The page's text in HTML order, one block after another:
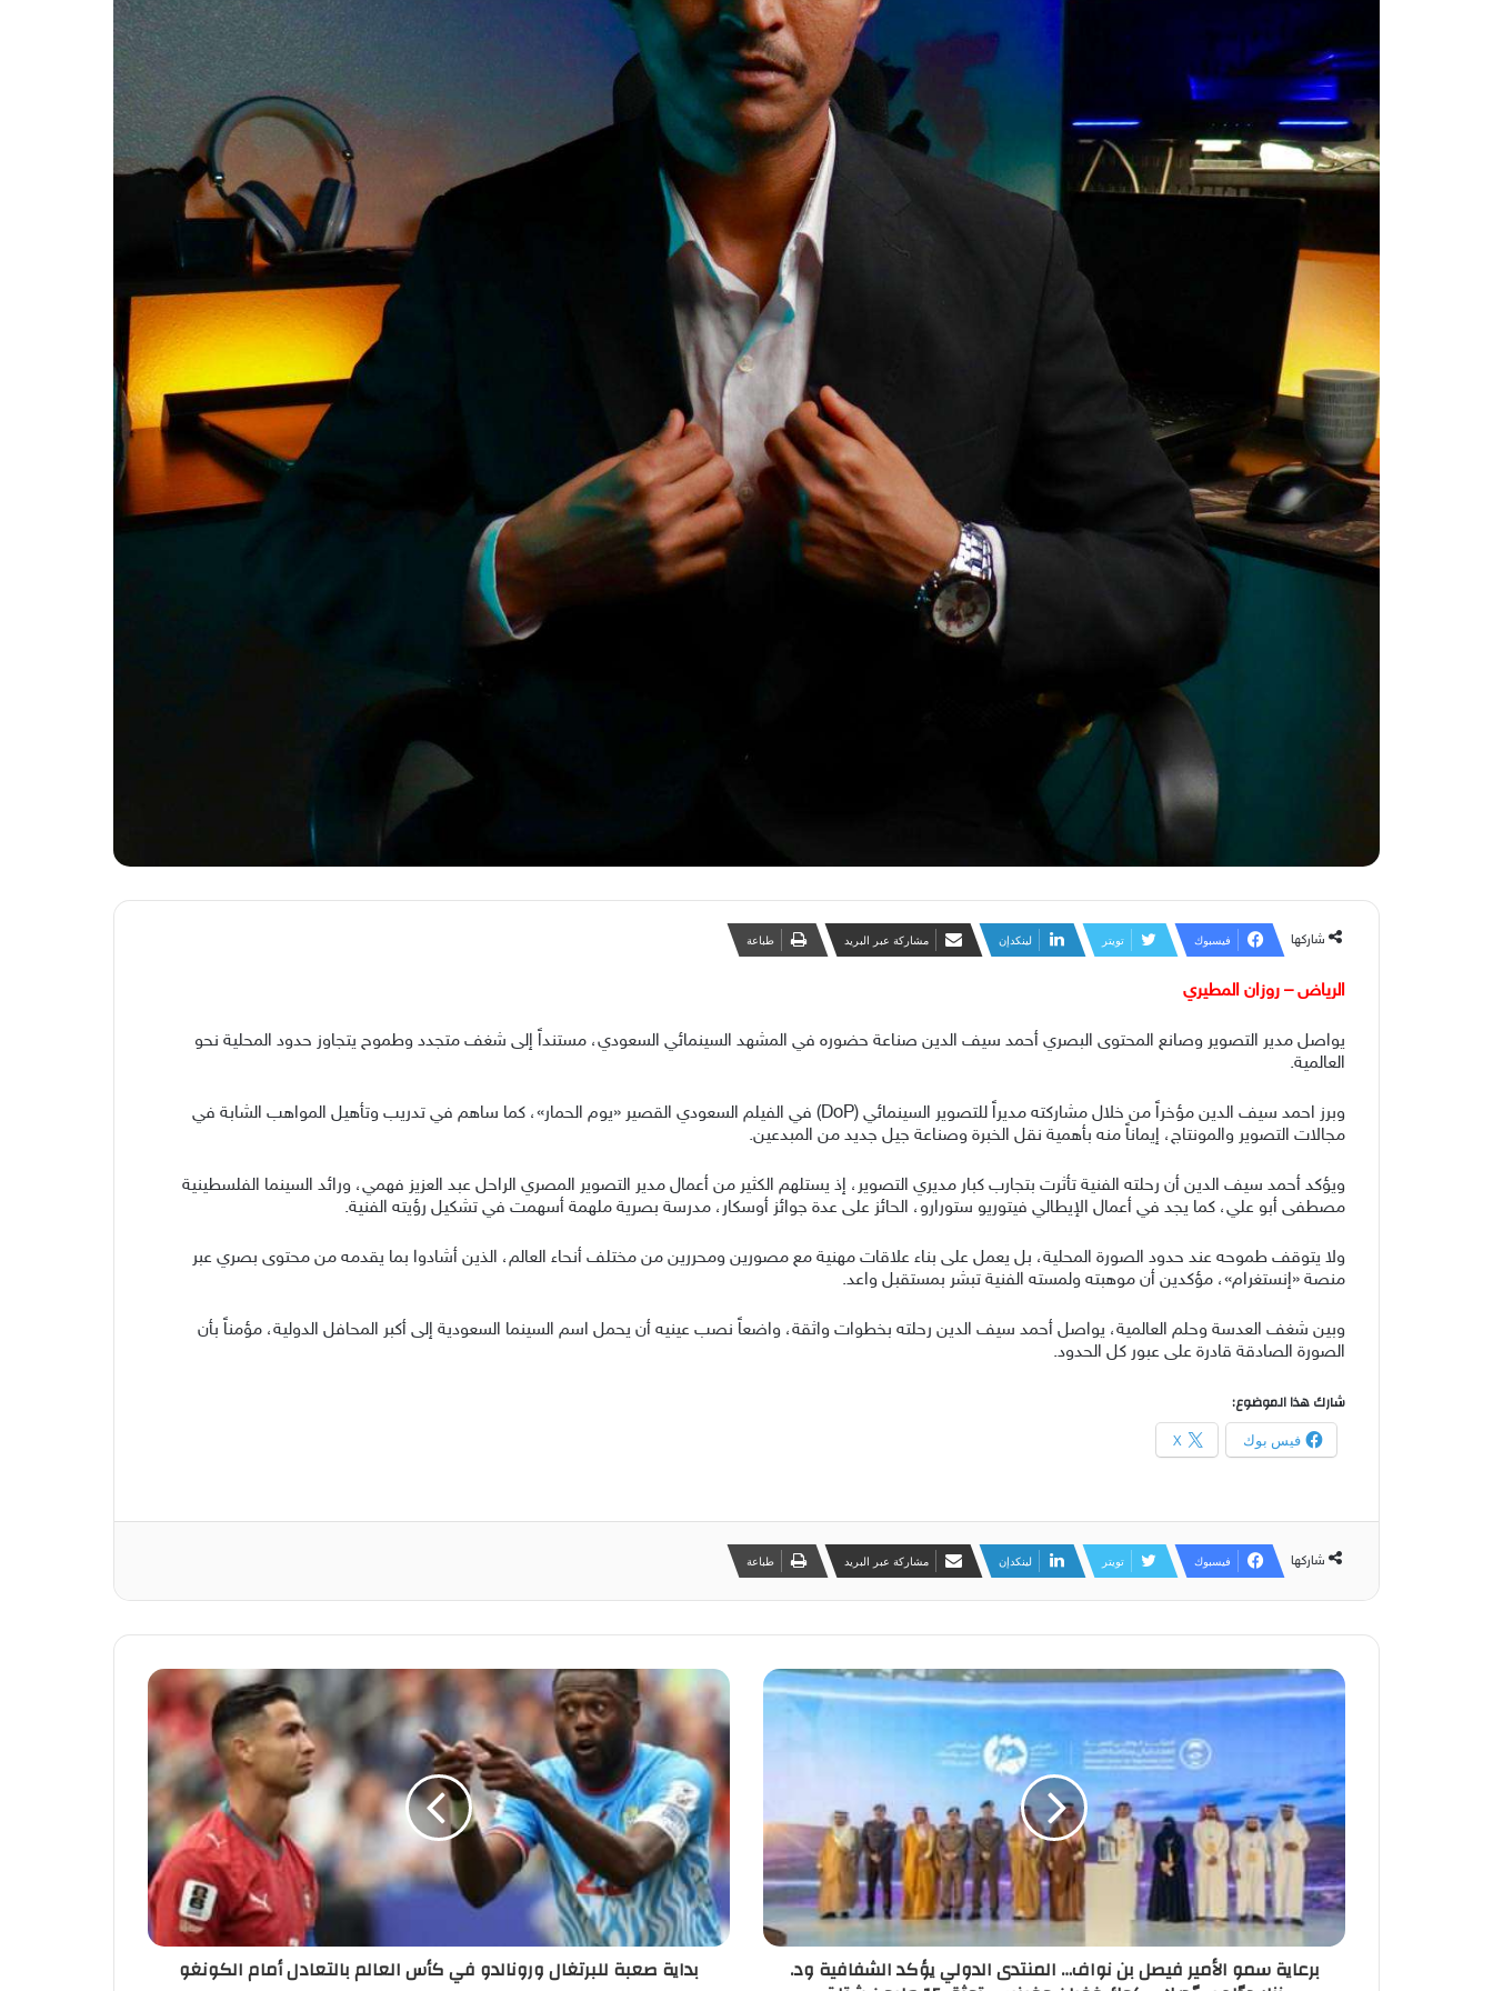
شاركها فيسبوك تويتر لينكدإن مشاركة عبر البريد طباعة
الرياض – روزان المطيري
يواصل مدير التصوير وصانع المحتوى البصري أحمد سيف الدين صناعة حضوره في المشهد السينمائي السعودي، مستنداً إلى شغف متجدد وطموح يتجاوز حدود المحلية نحو
العالمية.
وبرز احمد سيف الدين مؤخراً من خلال مشاركته مديراً للتصوير السينمائي (DoP) في الفيلم السعودي القصير «يوم الحمار»، كما ساهم في تدريب وتأهيل المواهب الشابة في
مجالات التصوير والمونتاج، إيماناً منه بأهمية نقل الخبرة وصناعة جيل جديد من المبدعين.
ويؤكد أحمد سيف الدين أن رحلته الفنية تأثرت بتجارب كبار مديري التصوير، إذ يستلهم الكثير من أعمال مدير التصوير المصري الراحل عبد العزيز فهمي، ورائد السينما الفلسطينية
مصطفى أبو علي، كما يجد في أعمال الإيطالي فيتوريو ستورارو، الحائز على عدة جوائز أوسكار، مدرسة بصرية ملهمة أسهمت في تشكيل رؤيته الفنية.
ولا يتوقف طموحه عند حدود الصورة المحلية، بل يعمل على بناء علاقات مهنية مع مصورين ومحررين من مختلف أنحاء العالم، الذين أشادوا بما يقدمه من محتوى بصري عبر
منصة «إنستغرام»، مؤكدين أن موهبته ولمسته الفنية تبشر بمستقبل واعد.
وبين شغف العدسة وحلم العالمية، يواصل أحمد سيف الدين رحلته بخطوات واثقة، واضعاً نصب عينيه أن يحمل اسم السينما السعودية إلى أكبر المحافل الدولية، مؤمناً بأن
الصورة الصادقة قادرة على عبور كل الحدود.
شارك هذا الموضوع:
فيس بوك X
شاركها فيسبوك تويتر لينكدإن مشاركة عبر البريد طباعة
برعاية سمو الأمير فيصل بن نواف… المنتدى الدولي يؤكد الشفافية ود. بداية صعبة للبرتغال ورونالدو في كأس العالم بالتعادل أمام الكونغو